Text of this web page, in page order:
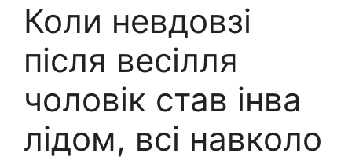
Коли невдовзі
після весілля
чоловік став інва
лідом, всі навколо